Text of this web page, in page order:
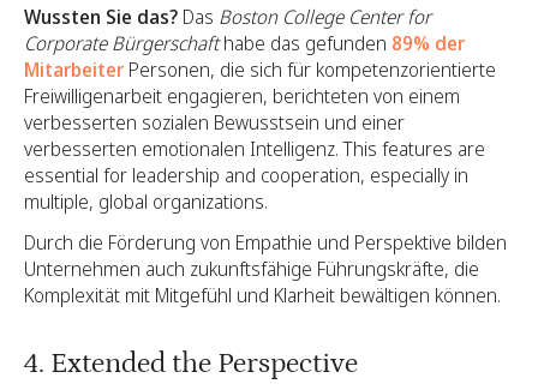
Wussten Sie das? Das Boston College Center for
Corporate Bürgerschafthabe das gefunden 89% der
Mitarbeiter Personen, die sich für kompetenzorientierte
Freiwilligenarbeit engagieren, berichteten von einem
verbesserten sozialen Bewusstsein und einer
verbesserten emotionalen Intelligenz. This features are
essential for leadership and cooperation, especially in
multiple, global organizations.
Durch die Förderung von Empathie und Perspektive bilden
Unternehmen auch zukunftsfähige Führungskräfte, die
Komplexität mit Mitgefühl und Klarheit bewältigen können.
4. Extended the Perspective